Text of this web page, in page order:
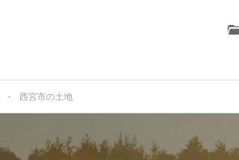
西宮市の土地